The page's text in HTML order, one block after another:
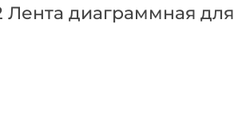
Лента диаграммная для